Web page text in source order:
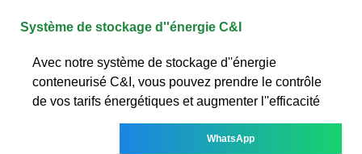
Système de stockage d''énergie C&I
Avec notre système de stockage d''énergie
conteneurisé C&I, vous pouvez prendre le contrôle
de vos tarifs énergétiques et augmenter l''efficacité
WhatsApp